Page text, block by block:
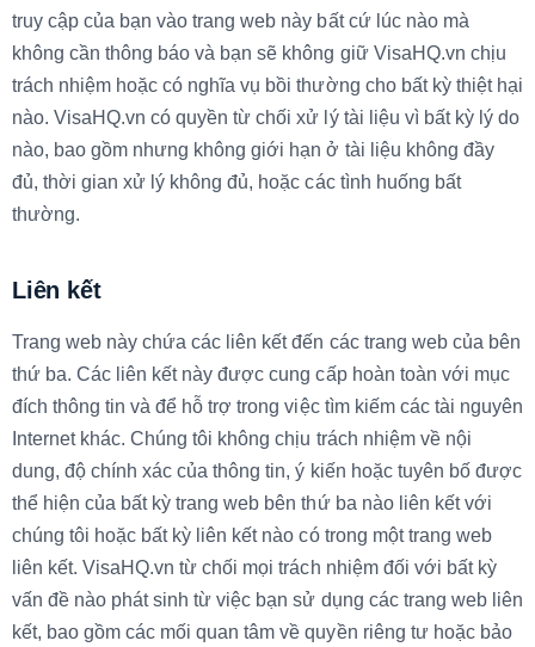
truy cập của bạn vào trang web này bất cứ lúc nào mà
không cần thông báo và bạn sẽ không giữ VisaHQ.vn chịu
trách nhiệm hoặc có nghĩa vụ bồi thường cho bất kỳ thiệt hại
nào. VisaHQ.vn có quyền từ chối xử lý tài liệu vì bất kỳ lý do
nào, bao gồm nhưng không giới hạn ở tài liệu không đầy
đủ, thời gian xử lý không đủ, hoặc các tình huống bất
thường.
Liên kết
Trang web này chứa các liên kết đến các trang web của bên
thứ ba. Các liên kết này được cung cấp hoàn toàn với mục
đích thông tin và để hỗ trợ trong việc tìm kiếm các tài nguyên
Internet khác. Chúng tôi không chịu trách nhiệm về nội
dung, độ chính xác của thông tin, ý kiến hoặc tuyên bố được
thể hiện của bất kỳ trang web bên thứ ba nào liên kết với
chúng tôi hoặc bất kỳ liên kết nào có trong một trang web
liên kết. VisaHQ.vn từ chối mọi trách nhiệm đối với bất kỳ
vấn đề nào phát sinh từ việc bạn sử dụng các trang web liên
kết, bao gồm các mối quan tâm về quyền riêng tư hoặc bảo